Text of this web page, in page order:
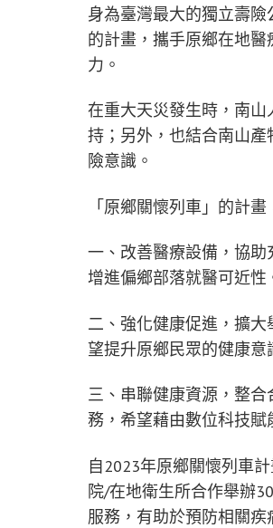
身為臺灣最大的獨立壽險
的計畫，攜手原鄉在地
力。
在重大天災發生時，南
持；另外，也結合南山
險意識。
「原鄉關懷列車」的計
一、改善醫療設備，協助
增進偏鄉部落就醫可近性
二、強化健康促進，擴
望提升原鄉民眾的健康意
三、串聯健康資源，整
務，希望藉由數位科技賦
自2023年原鄉關懷列車
院/在地衛生所合作舉辦
服務，有助於預防相關